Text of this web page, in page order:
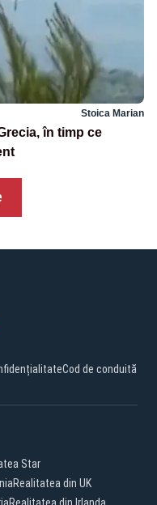
Stoica Marian
în timp ce
Cod de conduită
Star
Realitatea din UK